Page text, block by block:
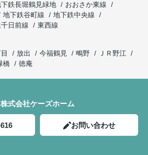
鉄長堀鶴見緑地
おおさか東線
地下鉄谷町線
地下鉄中央線
日前線
東西線
放出 今福鶴見 鴫野
ＪＲ野江
橋 徳庵
株式会社ケーズホーム
お問い合わせ